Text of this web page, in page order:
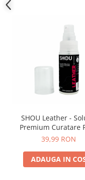
SHOU Leather -
Premium Curatare
50ml
39,99 RON
ADAUGA IN